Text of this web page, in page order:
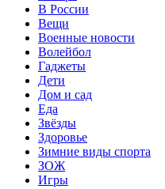
В России
Вещи
Военные новости
Волейбол
Гаджеты
Дети
Дом и сад
Еда
Звёзды
Здоровье
Зимние виды спорта
ЗОЖ
Игры